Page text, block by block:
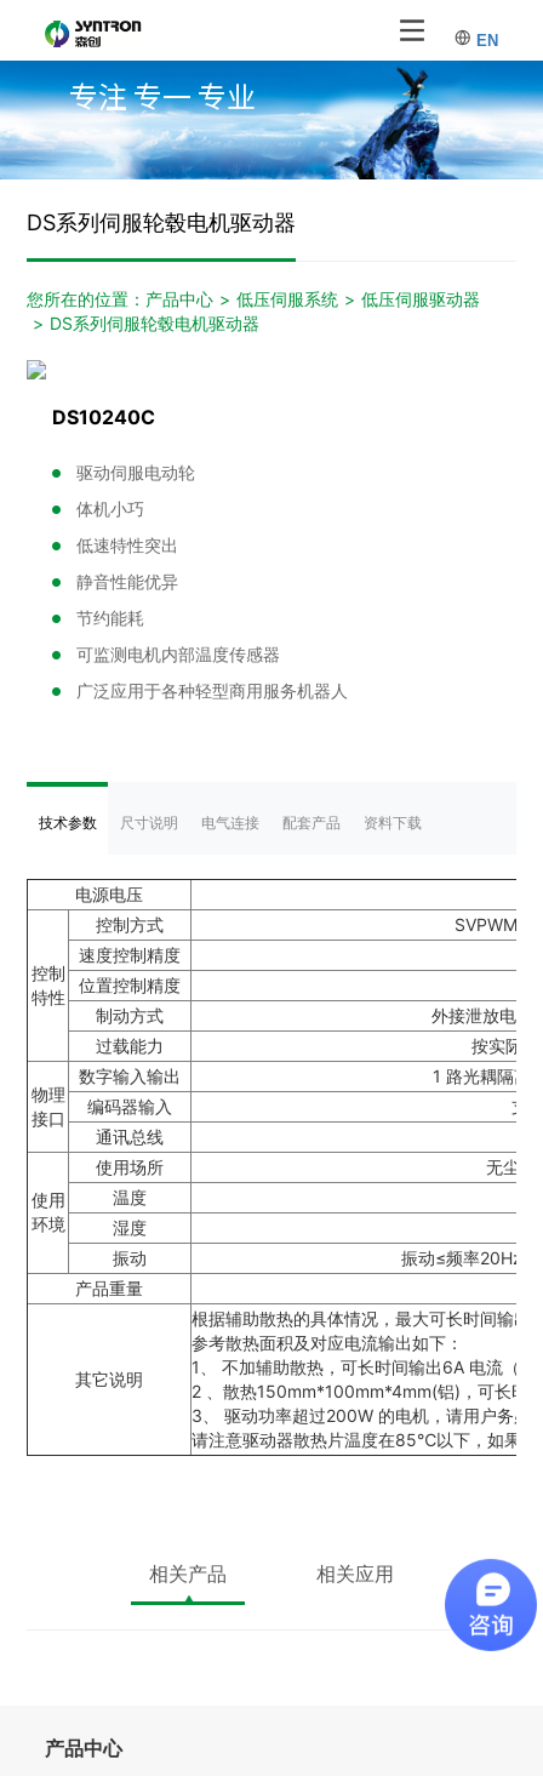
EN
专注 专一 专业
DS系列伺服轮毂电机驱动器
您所在的位置： 产品中心 > 低压伺服系统 > 低压伺服驱动器
> DS系列伺服轮毂电机驱动器
DS10240C
驱动伺服电动轮
体机小巧
低速特性突出
静音性能优异
节约能耗
可监测电机内部温度传感器
广泛应用于各种轻型商用服务机器人
技术参数 尺寸说明 电气连接 配套产品 资料下载
电源电压
控制
特性
控制方式
SVPWM调
速度控制精度
位置控制精度
制动方式
外接泄放电阻
过载能力
按实际
物理
接口
数字输入输出
1 路光耦隔离
编码器输入
支
通讯总线
使用
环境
使用场所
无尘埃
温度
湿度
振动
振动≤频率20Hz
产品重量
其它说明
根据辅助散热的具体情况，最大可长时间输
参考散热面积及对应电流输出如下：
1、 不加辅助散热，可长时间输出6A 电流（
2 、散热150mm*100mm*4mm(铝)，可长时
3、 驱动功率超过200W 的电机，请用户务必
请注意驱动器散热片温度在85℃以下，如果超
相关产品 相关应用
产品中心